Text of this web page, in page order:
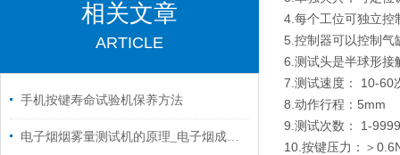
相关文章
ARTICLE
手机按键寿命试验机保养方法
电子烟烟雾量测试机的原理_电子烟成分结构
4.每个工位可独立控
5.控制器可以控制气
6.测试头是半球形接
7.测试速度： 10-60
8.动作行程：5mm
9.测试次数： 1-
10.按键压力：＞